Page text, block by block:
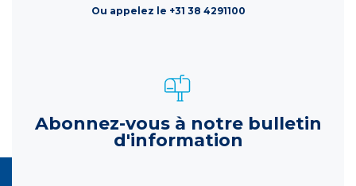
Ou appelez le +31 38 4291100
Abonnez-vous à notre bulletin
d'information